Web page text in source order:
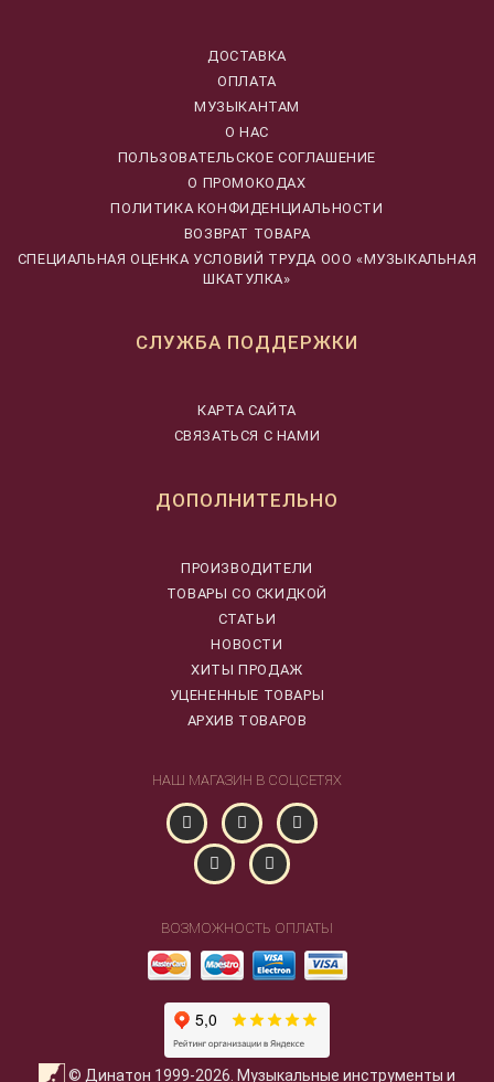
ДОСТАВКА
ОПЛАТА
МУЗЫКАНТАМ
О НАС
ПОЛЬЗОВАТЕЛЬСКОЕ СОГЛАШЕНИЕ
О ПРОМОКОДАХ
ПОЛИТИКА КОНФИДЕНЦИАЛЬНОСТИ
ВОЗВРАТ ТОВАРА
CПЕЦИАЛЬНАЯ ОЦЕНКА УСЛОВИЙ ТРУДА ООО «МУЗЫКАЛЬНАЯ
ШКАТУЛКА»
СЛУЖБА ПОДДЕРЖКИ
КАРТА САЙТА
СВЯЗАТЬСЯ С НАМИ
ДОПОЛНИТЕЛЬНО
ПРОИЗВОДИТЕЛИ
ТОВАРЫ СО СКИДКОЙ
СТАТЬИ
НОВОСТИ
ХИТЫ ПРОДАЖ
УЦЕНЕННЫЕ ТОВАРЫ
АРХИВ ТОВАРОВ
НАШ МАГАЗИН В СОЦСЕТЯХ
ВОЗМОЖНОСТЬ ОПЛАТЫ
© Динатон 1999-2026. Музыкальные инструменты и